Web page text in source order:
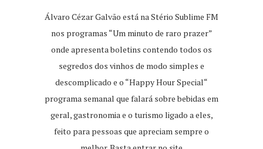
Álvaro Cézar Galvão está na Stério Sublime FM
nos programas “Um minuto de raro prazer”
onde apresenta boletins contendo todos os
segredos dos vinhos de modo simples e
descomplicado e o “Happy Hour Special“
programa semanal que falará sobre bebidas em
geral, gastronomia e o turismo ligado a eles,
feito para pessoas que apreciam sempre o